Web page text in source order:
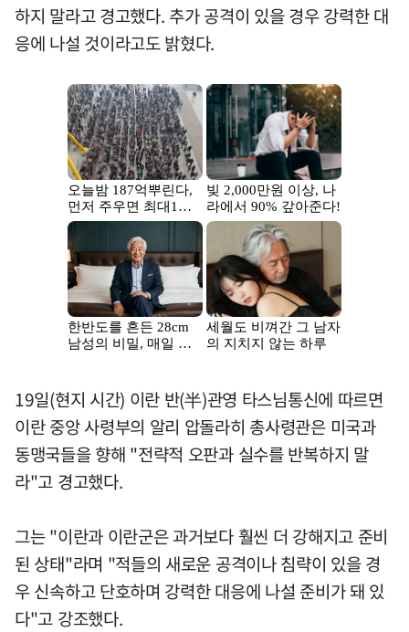
하지 말라고 경고했다. 추가 공격이 있을 경우 강력한 대
응에 나설 것이라고도 밝혔다.
19일(현지 시간) 이란 반(半)관영 타스님통신에 따르면
이란 중앙 사령부의 알리 압돌라히 총사령관은 미국과
동맹국들을 향해 "전략적 오판과 실수를 반복하지 말
라"고 경고했다.
그는 "이란과 이란군은 과거보다 훨씬 더 강해지고 준비
된 상태"라며 "적들의 새로운 공격이나 침략이 있을 경
우 신속하고 단호하며 강력한 대응에 나설 준비가 돼 있
다"고 강조했다.